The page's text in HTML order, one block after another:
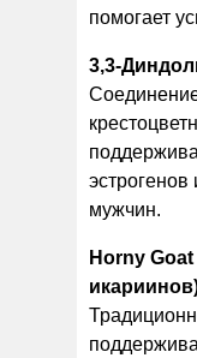
помогает
3,3-
мужчин.
Horny